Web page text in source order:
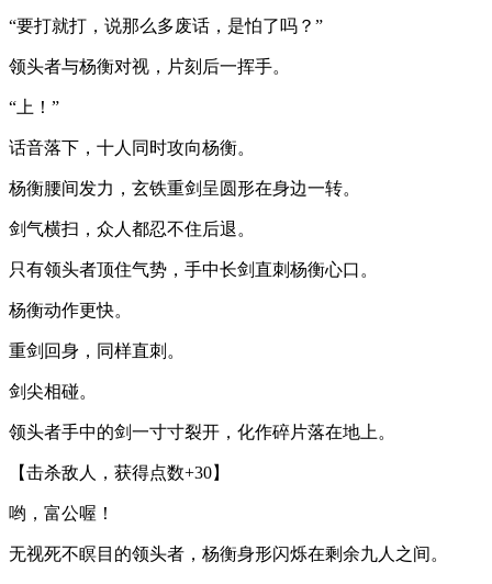
“要打就打，说那么多废话，是怕了吗？”
领头者与杨衡对视，片刻后一挥手。
“上！”
话音落下，十人同时攻向杨衡。
杨衡腰间发力，玄铁重剑呈圆形在身边一转。
剑气横扫，众人都忍不住后退。
只有领头者顶住气势，手中长剑直刺杨衡心口。
杨衡动作更快。
重剑回身，同样直刺。
剑尖相碰。
领头者手中的剑一寸寸裂开，化作碎片落在地上。
【击杀敌人，获得点数+30】
哟，富公喔！
无视死不瞑目的领头者，杨衡身形闪烁在剩余九人之间。